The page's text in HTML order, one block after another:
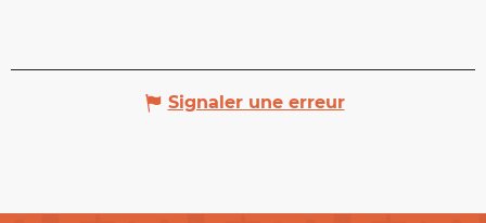
Signaler une erreur